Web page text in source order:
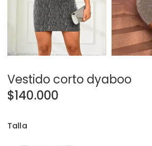
Vestido corto dyaboo
$140.000
Talla